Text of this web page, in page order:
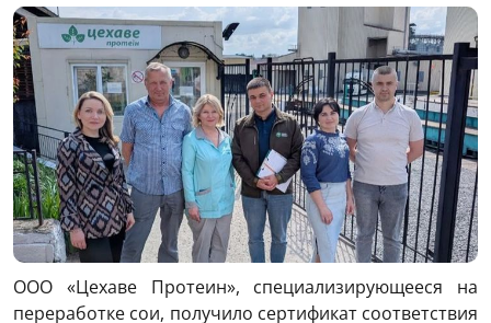
ООО «Цехаве Протеин», специализирующееся на
переработке сои, получило сертификат соответствия